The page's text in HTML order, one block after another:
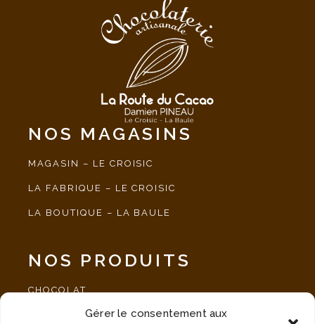
Gérer le consentement aux
NOS MAGASINS
MAGASIN – LE CROISIC
LA FABRIQUE – LE CROISIC
LA BOUTIQUE – LA BAULE
NOS PRODUITS
CHOCOLAT
SPÉCIALITÉ